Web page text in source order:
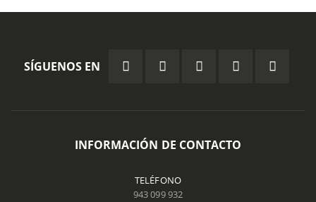
SÍGUENOS EN
INFORMACIÓN DE CONTACTO
TELÉFONO
943 099 932